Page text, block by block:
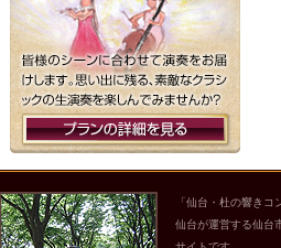
「仙台・杜の響き
仙台が運営する仙台